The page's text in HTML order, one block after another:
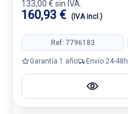
133,00 € sin IVA.
160,93 € (IVA incl.)
Ref: 7796183
Garantía 1 año Envío 24-48h